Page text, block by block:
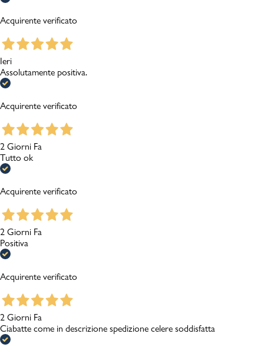
Acquirente verificato
Ieri
Assolutamente positiva.
Acquirente verificato
2 Giorni Fa
Tutto ok
Acquirente verificato
2 Giorni Fa
Positiva
Acquirente verificato
2 Giorni Fa
Ciabatte come in descrizione spedizione celere soddisfatta